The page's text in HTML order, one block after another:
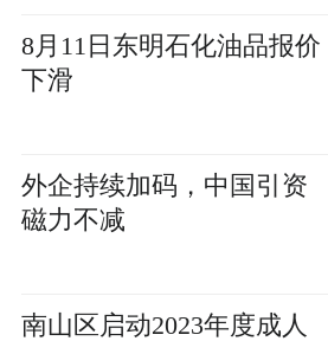
8月11日东明石化油品报价
下滑
外企持续加码，中国引资
磁力不减
南山区启动2023年度成人